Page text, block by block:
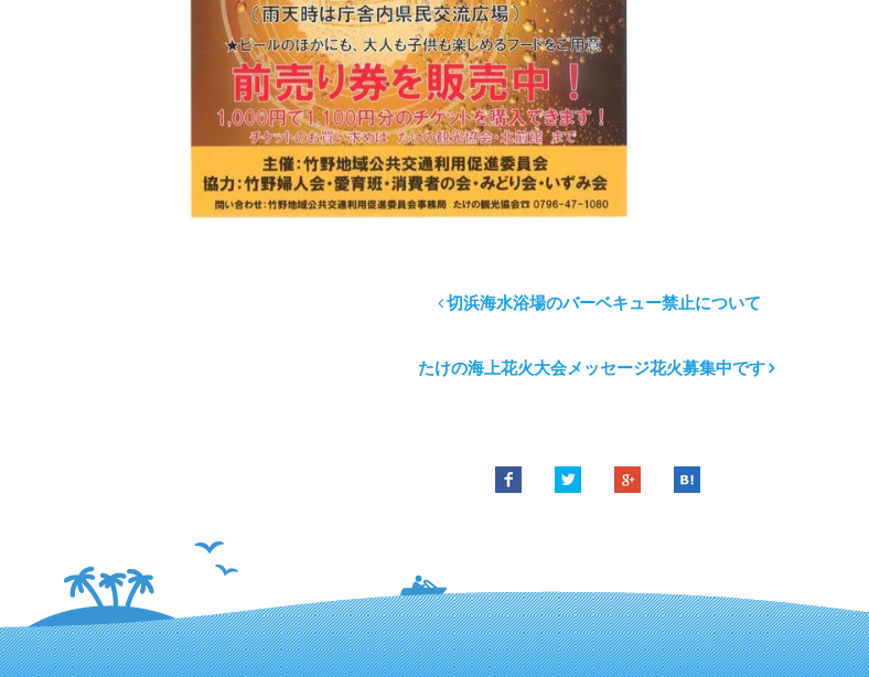
切浜海水浴場のバーベキュー禁止について
たけの海上花火大会メッセージ花火募集中です